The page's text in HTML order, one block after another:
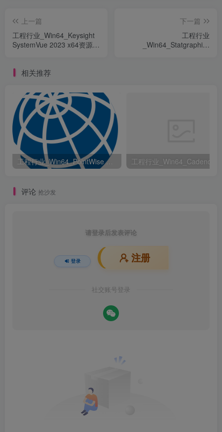
上一篇
工程行业_Win64_Keysight
SystemVue 2023 x64资源下
下一篇
工程行业
_Win64_Statgraphics
相关推荐
工程行业_Win64_PointWise 18.6 R2 x64资源下载地址_百度网盘迅雷BT
评论 抢沙发
请登录后发表评论
登录 注册
社交账号登录